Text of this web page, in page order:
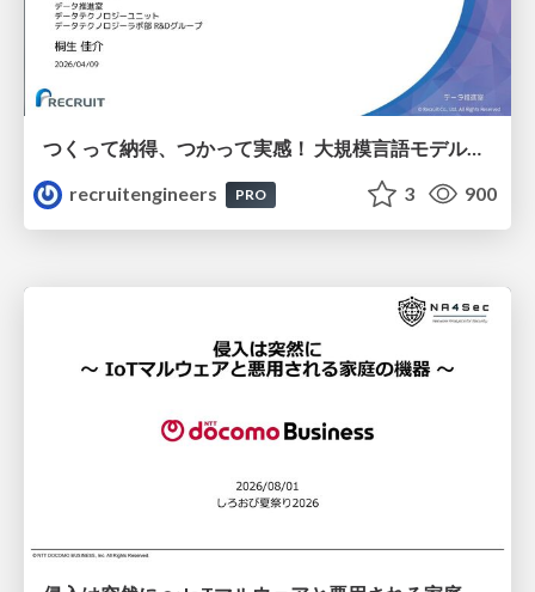
つくって納得、つかって実感！ 大規模言語モデルことはじめ ver2.0
recruitengineers
PRO 3 900